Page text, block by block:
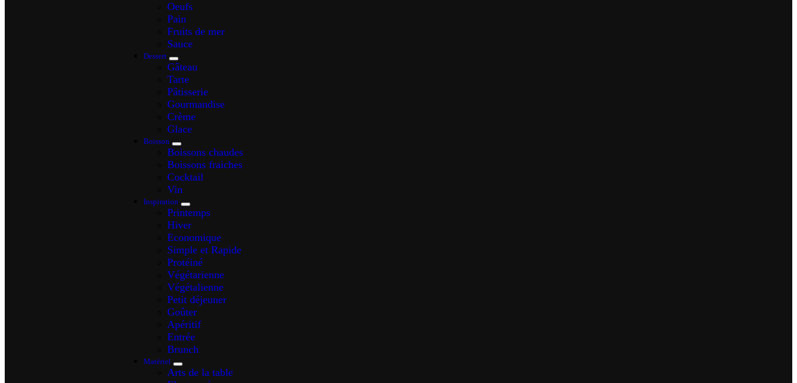
Oeufs
Pain
Fruits de mer
Sauce
Dessert
Gâteau
Tarte
Pâtisserie
Gourmandise
Crème
Glace
Boisson
Boissons chaudes
Boissons fraiches
Cocktail
Vin
Inspiration
Printemps
Hiver
Economique
Simple et Rapide
Protéiné
Végétarienne
Végétalienne
Petit déjeuner
Goûter
Apéritif
Entrée
Brunch
Matériel
Arts de la table